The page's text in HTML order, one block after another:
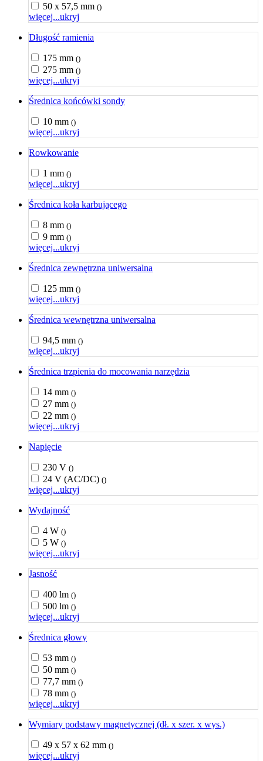
50 x 57,5 mm ()
więcej...ukryj
Długość ramienia
175 mm ()
275 mm ()
więcej...ukryj
Średnica końcówki sondy
10 mm ()
więcej...ukryj
Rowkowanie
1 mm ()
więcej...ukryj
Średnica koła karbującego
8 mm ()
9 mm ()
więcej...ukryj
Średnica zewnętrzna uniwersalna
125 mm ()
więcej...ukryj
Średnica wewnętrzna uniwersalna
94,5 mm ()
więcej...ukryj
Średnica trzpienia do mocowania narzędzia
14 mm ()
27 mm ()
22 mm ()
więcej...ukryj
Napięcie
230 V ()
24 V (AC/DC) ()
więcej...ukryj
Wydajność
4 W ()
5 W ()
więcej...ukryj
Jasność
400 lm ()
500 lm ()
więcej...ukryj
Średnica głowy
53 mm ()
50 mm ()
77,7 mm ()
78 mm ()
więcej...ukryj
Wymiary podstawy magnetycznej (dł. x szer. x wys.)
49 x 57 x 62 mm ()
więcej...ukryj